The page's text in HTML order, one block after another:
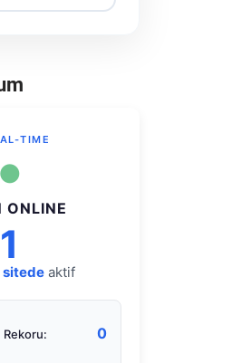
TIME
●
ONLINE
1
sitedeaktif
Rekoru: 0